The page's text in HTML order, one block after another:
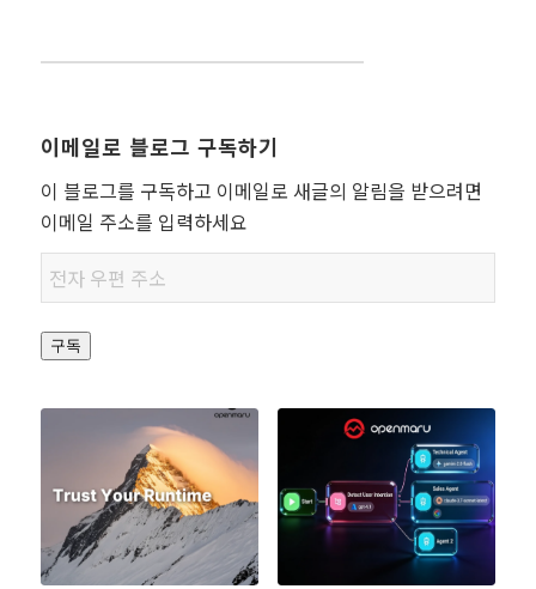
이메일로 블로그 구독하기
이 블로그를 구독하고 이메일로 새글의 알림을 받으려면
이메일 주소를 입력하세요
전자
우편
주소
구독